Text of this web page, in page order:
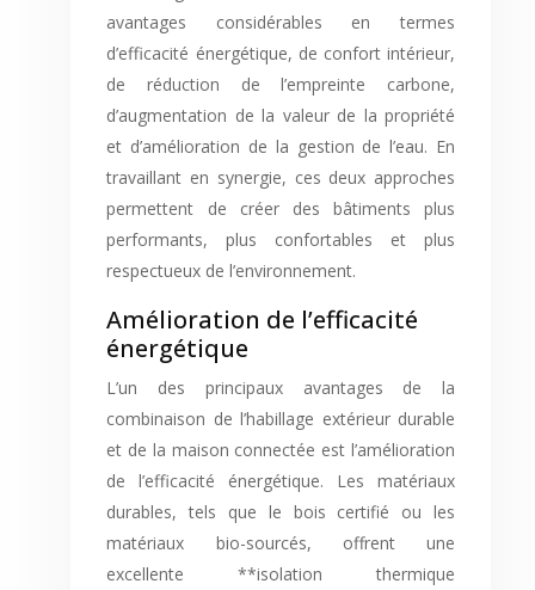
avantages considérables en termes
d’efficacité énergétique, de confort intérieur,
de réduction de l’empreinte carbone,
d’augmentation de la valeur de la propriété
et d’amélioration de la gestion de l’eau. En
travaillant en synergie, ces deux approches
permettent de créer des bâtiments plus
performants, plus confortables et plus
respectueux de l’environnement.
Amélioration de l’efficacité
énergétique
L’un des principaux avantages de la
combinaison de l’habillage extérieur durable
et de la maison connectée est l’amélioration
de l’efficacité énergétique. Les matériaux
durables, tels que le bois certifié ou les
matériaux bio-sourcés, offrent une
excellente **isolation thermique